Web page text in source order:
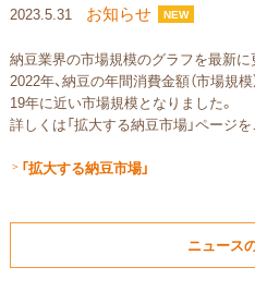
2023.5.31 お知らせ NEW
納豆業界の市場規模のグラフを最新に
2022年、納豆の年間消費金額（市場規
19年に近い市場規模となりました。
詳しくは「拡大する納豆市場」ページを
＞ 「拡大する納豆市場」
ニュース